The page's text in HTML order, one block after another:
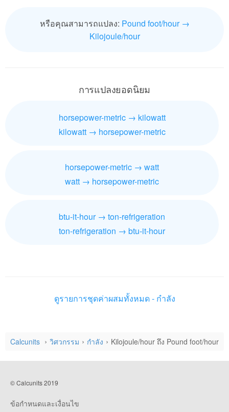
หรือคุณสามารถแปลง: Pound foot/hour →
Kilojoule/hour
การแปลงยอดนิยม
horsepower-metric → kilowatt
kilowatt → horsepower-metric
horsepower-metric → watt
watt → horsepower-metric
btu-it-hour → ton-refrigeration
ton-refrigeration → btu-it-hour
ดูรายการชุดค่าผสมทั้งหมด - กำลัง
Calcunits วิศวกรรม กำลัง Kilojoule/hour ถึง Pound foot/hour
© Calcunits 2019
ข้อกำหนดและเงื่อนไข